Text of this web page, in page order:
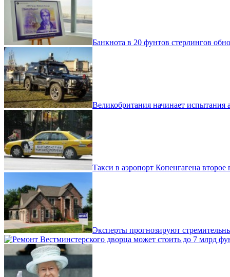
Банкнота в 20 фунтов стерлингов
Великобритания начинает испытания
Такси в аэропорт Копенгагена
Эксперты прогнозируют